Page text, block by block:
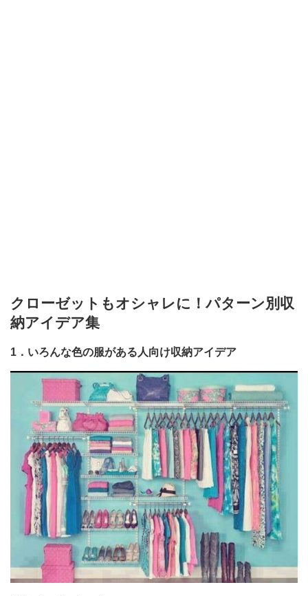
クローゼットもオシャレに！パターン別収
納アイデア集
1．いろんな色の服がある人向け収納アイデア